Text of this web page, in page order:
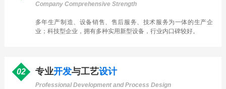
Company Comprehensive Strength
多年生产制造、设备销售、售后服务、技术服务为一体的生产企
业；科技型企业，拥有多种实用新型设备 ，行业内口碑较好。
02 专业开发与工艺设计
Professional Development and Process Design